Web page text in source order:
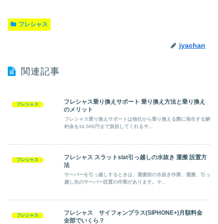
フレシャス
jyachan
関連記事
フレシャス
フレシャス乗り換えサポート 乗り換え方法と乗り換え
のメリット
フレシャス乗り換えサポートは他社から乗り換える際に発生する解
約金を16,500円まで負担してくれるサ...
フレシャス
フレシャス スラットslat引っ越しの水抜き 運搬 設置方
法
サーバーを引っ越しするときは、運搬前の水抜き作業、運搬、引っ
越し先のサーバー設置の作業があります。そ...
フレシャス
フレシャス サイフォンプラス(SIPHONE+)月額料金
全部でいくら？